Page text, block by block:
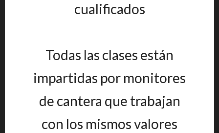
cualificados
Todas las clases están
impartidas por monitores
de cantera que trabajan
con los mismos valores